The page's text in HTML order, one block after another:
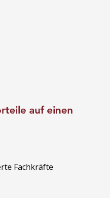
auf einen
Fachkräfte